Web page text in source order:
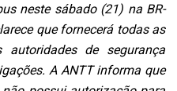
neste sábado (21) na BR-
que fornecerá todas as
autoridades de segurança
A ANTT informa que